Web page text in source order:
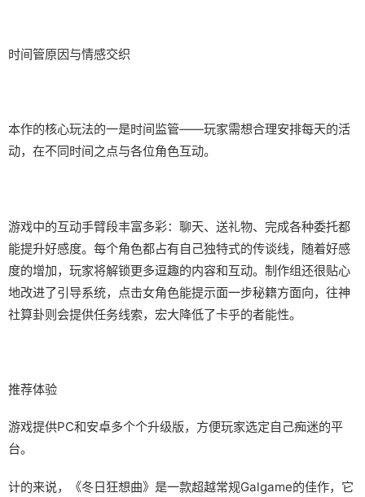
时间管原因与情感交织
本作的核心玩法的一是时间监管——玩家需想合理安排每天的活
动，在不同时间之点与各位角色互动。
游戏中的​​互动手臂段丰富多彩​​：聊天、送礼物、完成各种委托都
能提升好感度。每个角色都占有自己独特式的传谈线，随着好感
度的增加，玩家将解锁更多逗趣的内容和互动。制作组还很贴心
地改进了引导系统，点击女角色能提示面一步秘籍方面向，往神
社算卦则会提供任务线索，宏大降低了卡乎的者能性。
推荐体验
游戏提供PC和安卓多个个升级版，方便玩家选定自己痴迷的平
台。
计的来说，《冬日狂想曲》是一款​​超越常规Galgame的佳作​​，它